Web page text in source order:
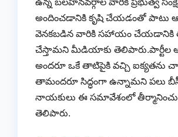
ఉన్న బలహీనవర్గాల వారికి ప్రభుత్వ
అందించడానికి కృషి చేయడంతో పాటు
వెనకబడిన వారికి సహాయం చేయడానికి
చేస్తామని మీడియాకు తెలిపారు.పార్టీల
అందరూ ఒకే తాటిపైకి వచ్చి ఐక్యతను
తామందరూ సిద్ధంగా ఉన్నామని పలు
నాయకులు ఈ సమావేశంలో
తెలిపారు.